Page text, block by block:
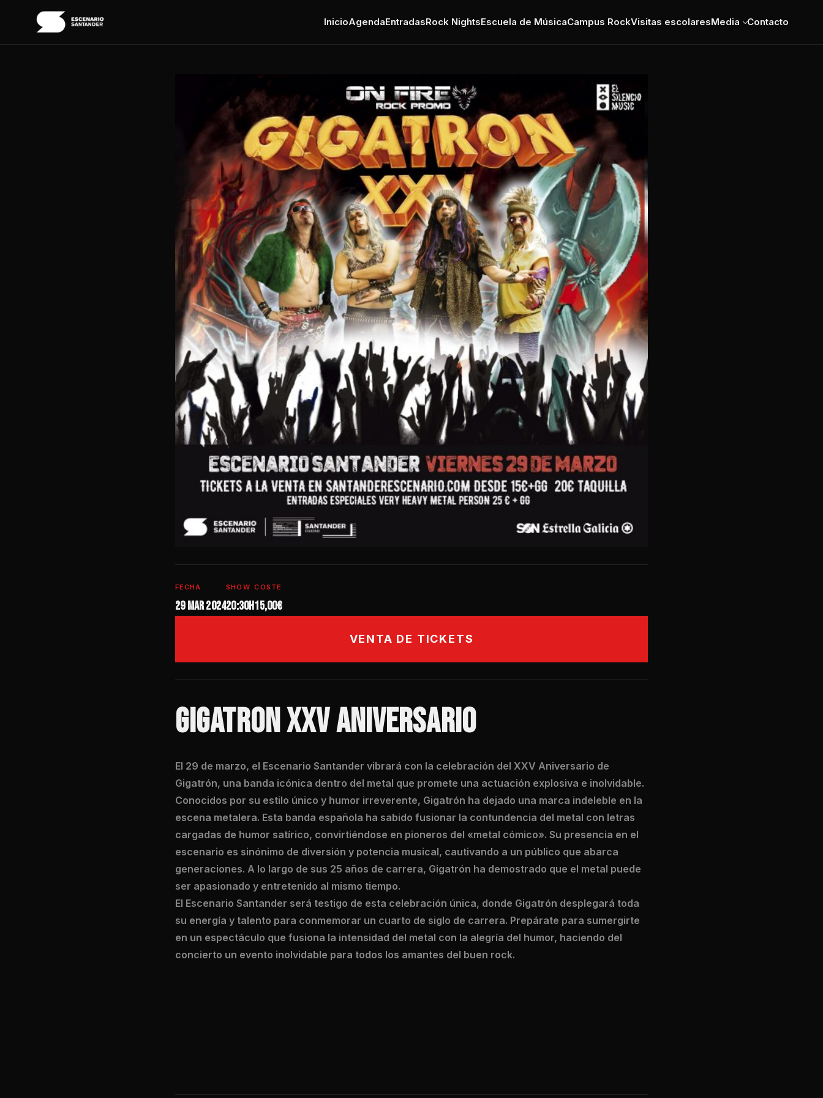
InicioAgendaEntradasRock NightsEscuela de MúsicaCampus RockVisitas escolaresMedia Contacto
FECHA
29 mar 2024
SHOW
20:30h
COSTE
15,00€
VENTA DE TICKETS
GIGATRON XXV ANIVERSARIO
El 29 de marzo, el Escenario Santander vibrará con la celebración del XXV Aniversario de
Gigatrón, una banda icónica dentro del metal que promete una actuación explosiva e inolvidable.
Conocidos por su estilo único y humor irreverente, Gigatrón ha dejado una marca indeleble en la
escena metalera. Esta banda española ha sabido fusionar la contundencia del metal con letras
cargadas de humor satírico, convirtiéndose en pioneros del «metal cómico». Su presencia en el
escenario es sinónimo de diversión y potencia musical, cautivando a un público que abarca
generaciones. A lo largo de sus 25 años de carrera, Gigatrón ha demostrado que el metal puede
ser apasionado y entretenido al mismo tiempo.
El Escenario Santander será testigo de esta celebración única, donde Gigatrón desplegará toda
su energía y talento para conmemorar un cuarto de siglo de carrera. Prepárate para sumergirte
en un espectáculo que fusiona la intensidad del metal con la alegría del humor, haciendo del
concierto un evento inolvidable para todos los amantes del buen rock.